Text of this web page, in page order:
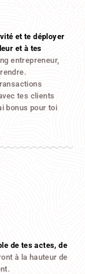
et te déployer
et à tes
entrepreneur,
tes clients
bonus pour toi
de tes actes, de
à la hauteur de